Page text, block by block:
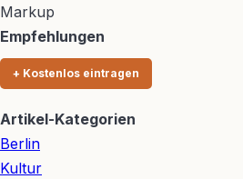
Markup
Empfehlungen
+ Kostenlos eintragen
Artikel-Kategorien
Berlin
Kultur